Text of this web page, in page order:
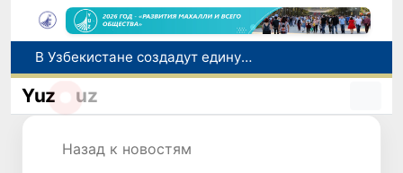
В Узбекистане создадут единую систему надзора за безопасностью непродовольственных товаров
UZCERT предупреждает о массовых кибератаках на госорганизации и коммерческие структуры Узбекистана
В Узбекистане вводится новая система обеспечения безопасности продукции
Yuz uz
Назад к новостям